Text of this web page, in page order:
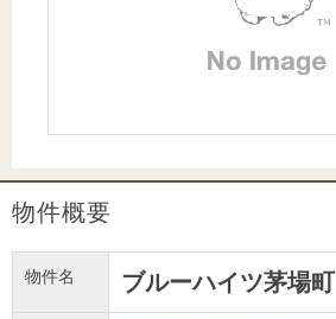
住宅ロー
ンシミュ
レーショ
暮らしの
税金の本
（電子ブ
（電子ブ
ド
物件概要
物件名 ブルーハイツ茅場町